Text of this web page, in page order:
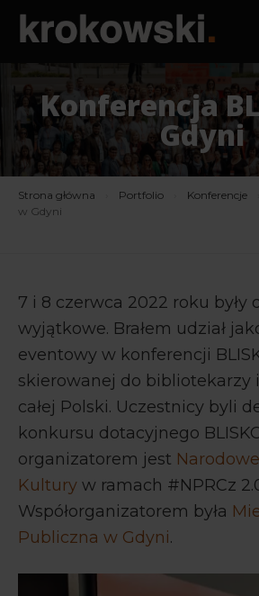
Przejdź
Konferencja
Gdyni
Strona główna Portfolio Konferencje
w Gdyni
7 i 8 czerwca 2022 roku były
wyjątkowe. Brałem udział
eventowy w konferencji
skierowanej do bibliotekarzy
całej Polski. Uczestnicy byli
konkursu dotacyjnego
organizatorem jest
Kultury w ramach #NPRCz
Współorganizatorem była
Publiczna w Gdyni.